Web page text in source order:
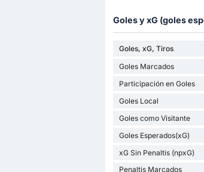
Goles y xG (goles
Goles, xG, Tiros
Goles Marcados
Participación en Goles
Goles Local
Goles como Visitante
Goles Esperados(xG)
xG Sin Penaltis (npxG)
Penaltis Marcados